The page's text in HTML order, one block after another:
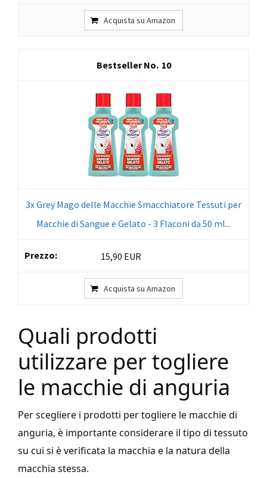
Acquista su Amazon
10
3x Grey Mago delle Macchie Smacchiatore Tessuti per
Macchie di Sangue e Gelato - 3 Flaconi da 50 ml...
15,90 EUR
Acquista su Amazon
Quali prodotti
utilizzare per togliere
le macchie di anguria
Per scegliere i prodotti per togliere le macchie di
anguria, è importante considerare il tipo di tessuto
su cui si è verificata la macchia e la natura della
macchia stessa.